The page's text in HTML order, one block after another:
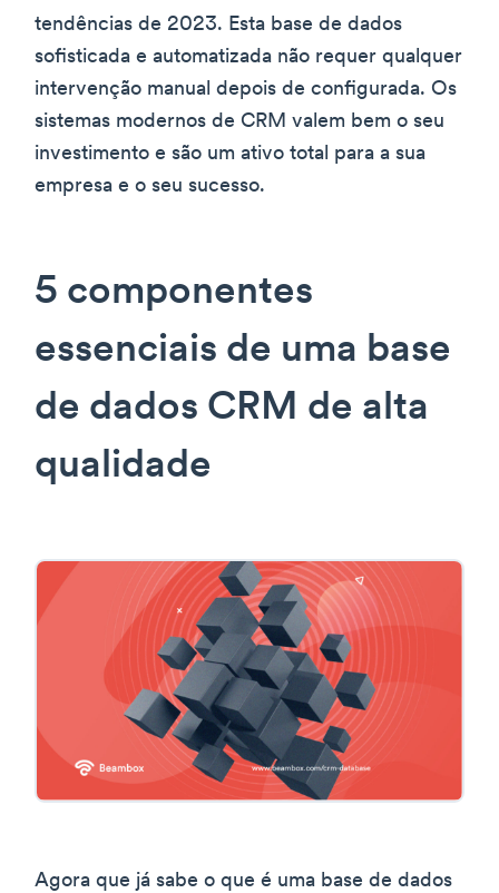
tendências de 2023. Esta base de dados
sofisticada e automatizada não requer qualquer
intervenção manual depois de configurada. Os
sistemas modernos de CRM valem bem o seu
investimento e são um ativo total para a sua
empresa e o seu sucesso.
5 componentes
essenciais de uma base
de dados CRM de alta
qualidade
Agora que já sabe o que é uma base de dados